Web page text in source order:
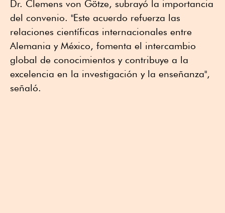
Dr. Clemens von Götze, subrayó la importancia
del convenio. "Este acuerdo refuerza las
relaciones científicas internacionales entre
Alemania y México, fomenta el intercambio
global de conocimientos y contribuye a la
excelencia en la investigación y la enseñanza",
señaló.